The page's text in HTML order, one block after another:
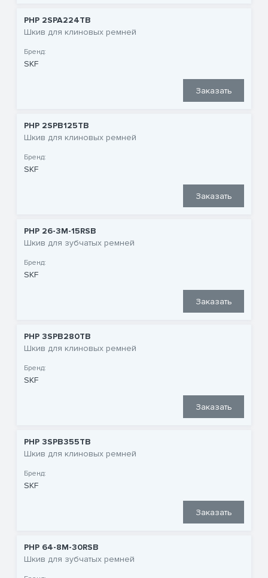
PHP 2SPA224TB
Шкив для клиновых ремней
Бренд:
SKF
Заказать
PHP 2SPB125TB
Шкив для клиновых ремней
Бренд:
SKF
Заказать
PHP 26-3M-15RSB
Шкив для зубчатых ремней
Бренд:
SKF
Заказать
PHP 3SPB280TB
Шкив для клиновых ремней
Бренд:
SKF
Заказать
PHP 3SPB355TB
Шкив для клиновых ремней
Бренд:
SKF
Заказать
PHP 64-8M-30RSB
Шкив для зубчатых ремней